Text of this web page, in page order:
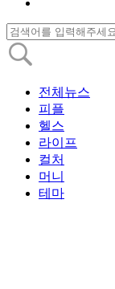
전체뉴스
피플
헬스
라이프
컬처
머니
테마